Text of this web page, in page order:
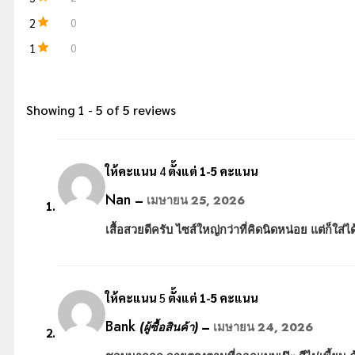
2 0
1 0
Showing 1 - 5 of 5 reviews
ให้คะแนน 4 ตั้งแต่ 1-5 คะแนน
Nan – เมษายน 25, 2026
เสื้อสวยดีครับ ไซส์ใหญ่กว่าที่คิดนิดหน่อย แต่ก็ใส่ไ
ให้คะแนน 5 ตั้งแต่ 1-5 คะแนน
Bank (ผู้ซื้อสินค้า) – เมษายน 24, 2026